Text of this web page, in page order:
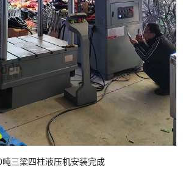
吨三梁四柱液压机安装完成